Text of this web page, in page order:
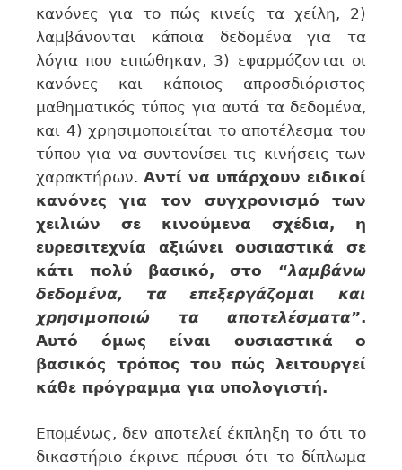
κανόνες για το πώς κινείς τα χείλη, 2)
λαμβάνονται κάποια δεδομένα για τα
λόγια που ειπώθηκαν, 3) εφαρμόζονται οι
κανόνες και κάποιος απροσδιόριστος
μαθηματικός τύπος για αυτά τα δεδομένα,
και 4) χρησιμοποιείται το αποτέλεσμα του
τύπου για να συντονίσει τις κινήσεις των
χαρακτήρων. Αντί να υπάρχουν ειδικοί
κανόνες για τον συγχρονισμό των
χειλιών σε κινούμενα σχέδια, η
ευρεσιτεχνία αξιώνει ουσιαστικά σε
κάτι πολύ βασικό, στο “λαμβάνω
δεδομένα, τα επεξεργάζομαι και
χρησιμοποιώ τα αποτελέσματα”.
Αυτό όμως είναι ουσιαστικά ο
βασικός τρόπος του πώς λειτουργεί
κάθε πρόγραμμα για υπολογιστή.
Επομένως, δεν αποτελεί έκπληξη το ότι το
δικαστήριο έκρινε πέρυσι ότι το δίπλωμα